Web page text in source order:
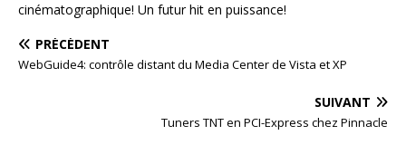
cinématographique! Un futur hit en puissance!
PRÉCÉDENT
WebGuide4: contrôle distant du Media Center de Vista et XP
SUIVANT
Tuners TNT en PCI-Express chez Pinnacle